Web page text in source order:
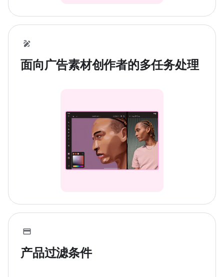
面向广告素材创作者的多任务处理
产品过滤条件